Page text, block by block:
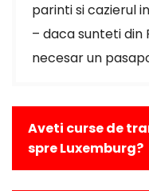
parinti si cazierul
– daca sunteti din
necesar un
Aveti curse de
spre Luxemburg?